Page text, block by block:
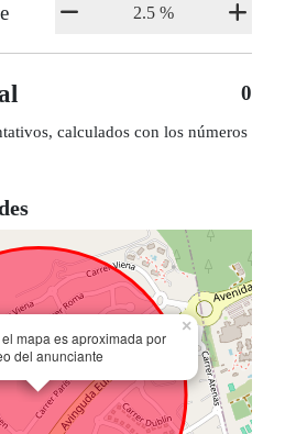
0
calculados con los números
mapa es aproximada por
del anunciante
×